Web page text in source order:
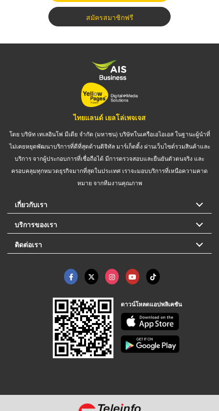
สมัครสมาชิกฟรี
ไทยแลนด์ เยลโล่เพจเจส
โดย บริษัท เทเลอินโฟ มีเดีย จำกัด (มหาชน) บริษัทในเครือเอไอเอส ในฐานะผู้นำที่
ไม่เคยหยุดพัฒนาบริการที่ดีที่สุดด้านดิจิทัล มาร์เก็ตติ้ง ผ่านเว็บไซต์รวมสินค้าและ
บริการ จากผู้ประกอบการที่เชื่อถือได้ มีการตรวจสอบและยืนยันตัวตนจริง และ
ครอบคลุมทุกหมวดธุรกิจมากที่สุดในประเทศ เราจะมอบบริการที่เหนือความคาด
หมาย จากทีมงานคุณภาพ
เกี่ยวกับเรา
บริการของเรา
ติดต่อเรา
ดาวน์โหลดแอปพลิเคชัน